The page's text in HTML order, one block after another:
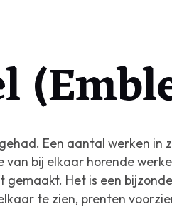
Een aantal werken in
bij elkaar horende
gemaakt. Het is een
te zien, prenten